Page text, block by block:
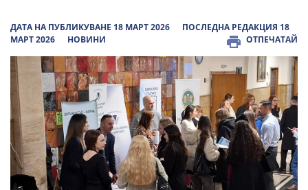
ДАТА НА ПУБЛИКУВАНЕ 18 МАРТ 2026
ПОСЛЕДНА РЕДАКЦИЯ 18
МАРТ 2026
НОВИНИ ОТПЕЧАТАЙ